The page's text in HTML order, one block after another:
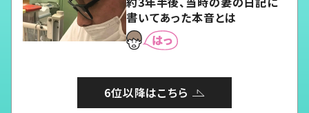
書いてあった本音とは
6位以降はこちら